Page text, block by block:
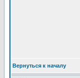
Вернуться к началу